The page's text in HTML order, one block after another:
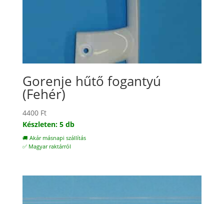
Gorenje hűtő fogantyú
(Fehér)
4400 Ft
Készleten: 5 db
🚚 Akár másnapi szállítás
✅ Magyar raktárról